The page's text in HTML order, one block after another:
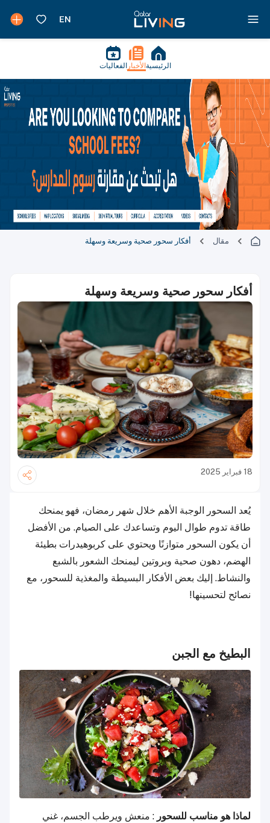
الرئيسية الأخبار الفعاليات
مقال أفكار سحور صحية وسريعة وسهلة
أفكار سحور صحية وسريعة وسهلة
18 فبراير 2025
يُعد السحور الوجبة الأهم خلال شهر رمضان، فهو يمنحك
طاقة تدوم طوال اليوم وتساعدك على الصيام. من الأفضل
أن يكون السحور متوازنًا ويحتوي على كربوهيدرات بطيئة
الهضم، دهون صحية وبروتين ليمنحك الشعور بالشبع
والنشاط. إليك بعض الأفكار البسيطة والمغذية للسحور، مع
نصائح لتحسينها!
البطيخ مع الجبن
لماذا هو مناسب للسحور : منعش ويرطب الجسم، غني